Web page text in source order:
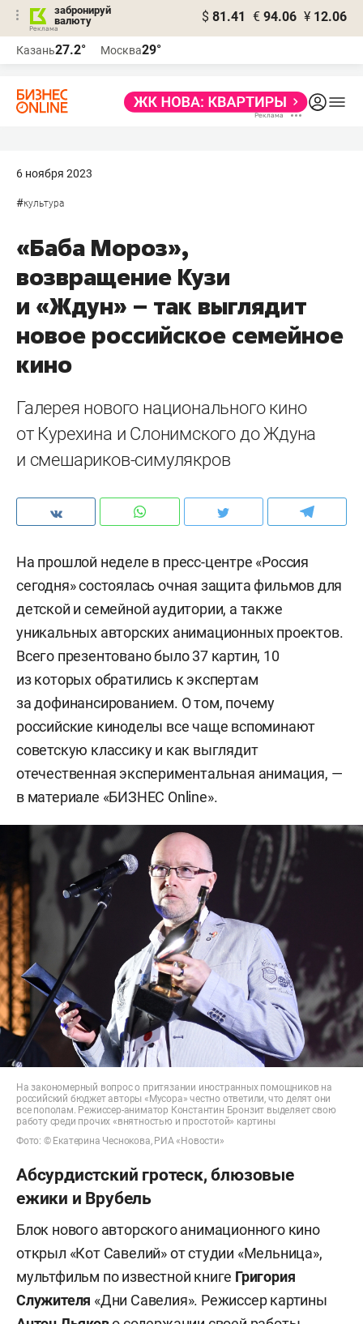
забронируй
валюту
$ 81.41 € 94.06 ¥ 12.06
Казань27.2° Москва29°
6 ноября 2023
#культура
«Баба Мороз»,
возвращение Кузи
и «Ждун» – так выглядит
новое российское семейное
кино
Галерея нового национального кино
от Курехина и Слонимского до Ждуна
и смешариков-симулякров
На прошлой неделе в пресс-центре «Россия
сегодня» состоялась очная защита фильмов для
детской и семейной аудитории, а также
уникальных авторских анимационных проектов.
Всего презентовано было 37 картин, 10
из которых обратились к экспертам
за дофинансированием. О том, почему
российские киноделы все чаще вспоминают
советскую классику и как выглядит
отечественная экспериментальная анимация, —
в материале «БИЗНЕС Online».
На закономерный вопрос о притязании иностранных помощников на
российский бюджет авторы «Мусора» честно ответили, что делят они
все пополам. Режиссер-аниматор Константин Бронзит выделяет свою
работу среди прочих «внятностью и простотой» картины
Фото: © Екатерина Чеснокова, РИА «Новости»
Абсурдистский гротеск, блюзовые
ежики и Врубель
Блок нового авторского анимационного кино
открыл «Кот Савелий» от студии «Мельница»,
мультфильм по известной книге Григория
Служителя «Дни Савелия». Режиссер картины